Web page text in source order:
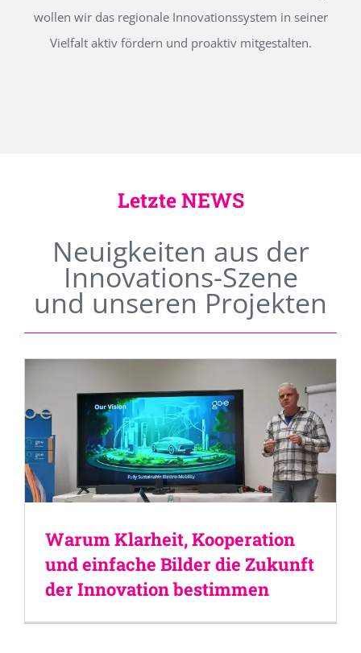
wollen wir das regionale Innovationssystem in seiner
Vielfalt aktiv fördern und proaktiv mitgestalten.
Letzte NEWS
Neuigkeiten aus der
Innovations-Szene
und unseren Projekten
Warum Klarheit, Kooperation
und einfache Bilder die Zukunft
der Innovation bestimmen